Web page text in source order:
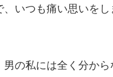
いつも痛い思いをし
男の私には全く分か